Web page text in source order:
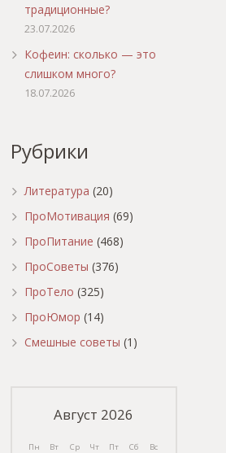
традиционные?
23.07.2026
Кофеин: сколько — это
слишком много?
18.07.2026
Рубрики
Литература (20)
ПроМотивация (69)
ПроПитание (468)
ПроСоветы (376)
ПроТело (325)
ПроЮмор (14)
Смешные советы (1)
Август 2026
Пн Вт Ср Чт Пт Сб Вс